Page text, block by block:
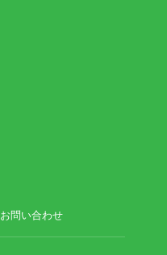
お問い合わせ